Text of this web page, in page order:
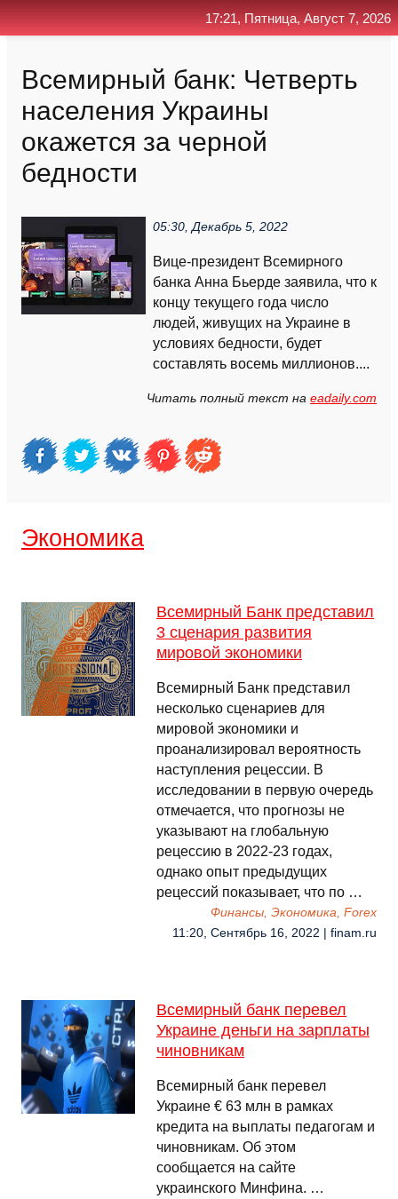
Всемирный банк: Четверть
населения Украины
окажется за черной
бедности
05:30, Декабрь 5, 2022
Вице-президент Всемирного
банка Анна Бьерде заявила, что к
концу текущего года число
людей, живущих на Украине в
условиях бедности, будет
составлять восемь миллионов....
Читать полный текст на eadaily.com
Экономика
Всемирный Банк представил
3 сценария развития
мировой экономики
Всемирный Банк представил
несколько сценариев для
мировой экономики и
проанализировал вероятность
наступления рецессии. В
исследовании в первую очередь
отмечается, что прогнозы не
указывают на глобальную
рецессию в 2022-23 годах,
однако опыт предыдущих
рецессий показывает, что по …
Финансы, Экономика, Forex
11:20, Сентябрь 16, 2022 | finam.ru
Всемирный банк перевел
Украине деньги на зарплаты
чиновникам
Всемирный банк перевел
Украине € 63 млн в рамках
кредита на выплаты педагогам и
чиновникам. Об этом
сообщается на сайте
украинского Минфина. …
17:21, Пятница, Август 7, 2026